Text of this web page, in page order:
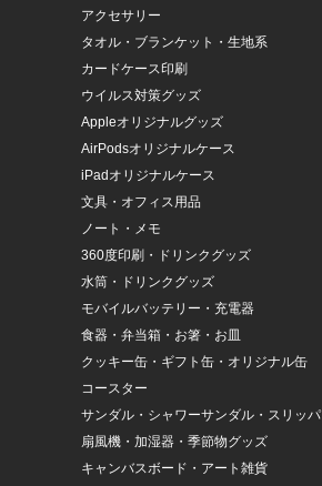
アクセサリー
タオル・ブランケット・生地系
カードケース印刷
ウイルス対策グッズ
Appleオリジナルグッズ
AirPodsオリジナルケース
iPadオリジナルケース
文具・オフィス用品
ノート・メモ
360度印刷・ドリンクグッズ
水筒・ドリンクグッズ
モバイルバッテリー・充電器
食器・弁当箱・お箸・お皿
クッキー缶・ギフト缶・オリジナル缶
コースター
サンダル・シャワーサンダル・スリッパ
扇風機・加湿器・季節物グッズ
キャンバスボード・アート雑貨